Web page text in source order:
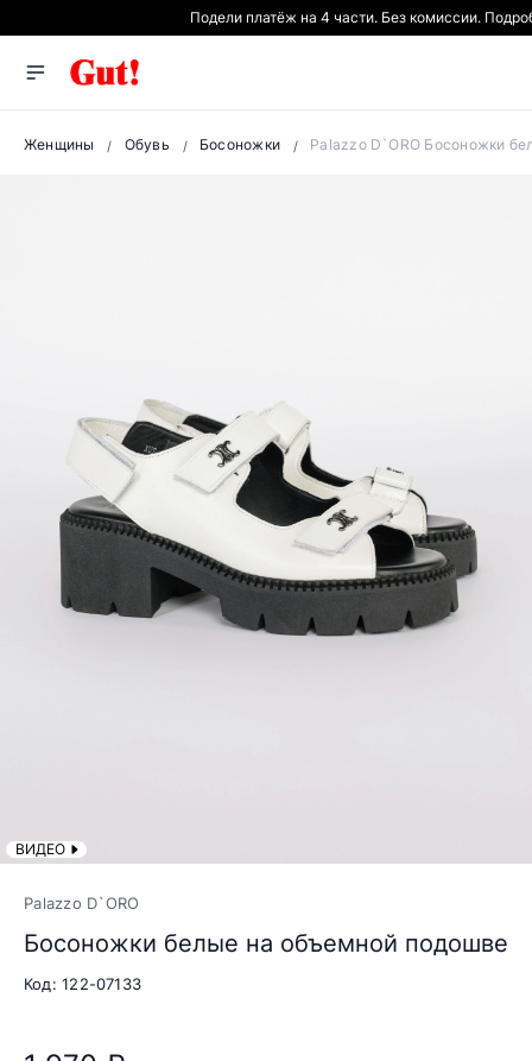
Подели платёж на 4 части. Без комиссии.
Женщины Обувь Босоножки Palazzo D`ORO Босоножки
ВИДЕО
Palazzo D`ORO
Босоножки белые на объемной подошве
Код: 122-07133